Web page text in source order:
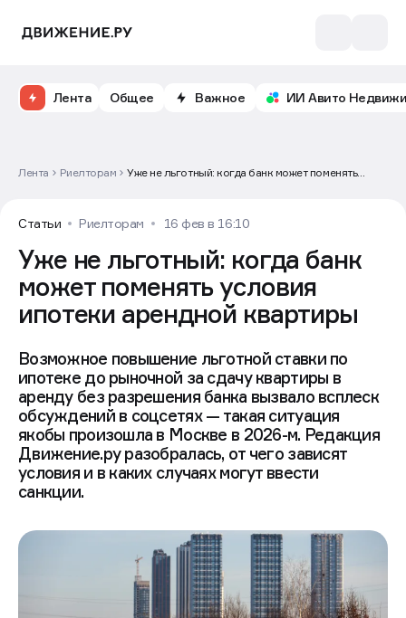
Лента Общее Важное ИИ Авито
Лента Риелторам
Уже не льготный: когда банк может поменять
Статьи Риелторам 16 фев в 16:10
Уже не льготный: когда банк
может поменять условия
ипотеки арендной квартиры
Возможное повышение льготной ставки по
ипотеке до рыночной за сдачу квартиры в
аренду без разрешения банка вызвало всплеск
обсуждений в соцсетях — такая ситуация
якобы произошла в Москве в 2026-м. Редакция
Движение.ру разобралась, от чего зависят
условия и в каких случаях могут ввести
санкции.